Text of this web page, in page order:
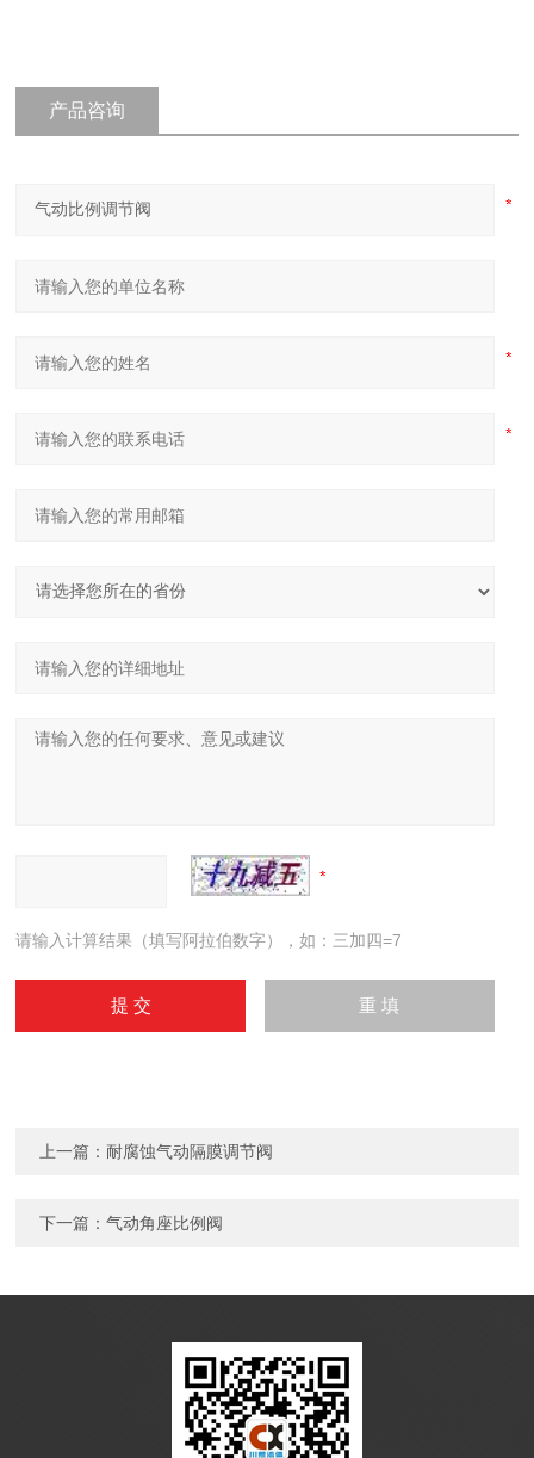
产品咨询
请输入计算结果（填写阿拉伯数字），如：三加四=7
上一篇： 耐腐蚀气动隔膜调节阀
下一篇：气动角座比例阀